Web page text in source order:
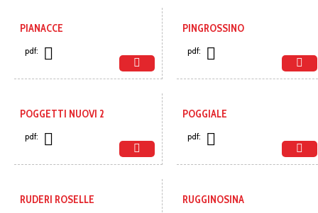
PIANACCE
pdf:
PINGROSSINO
pdf:
POGGETTI NUOVI 2
pdf:
POGGIALE
pdf:
RUDERI ROSELLE RUGGINOSINA